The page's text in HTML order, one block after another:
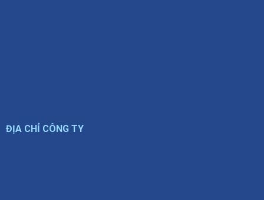
ĐỊA CHỈ CÔNG TY